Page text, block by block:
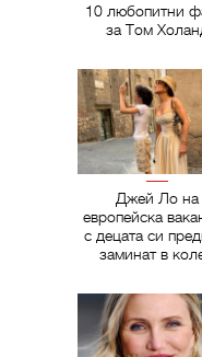
10 любопитни
за Том
Джей Ло на
европейска
с децата си
заминат в